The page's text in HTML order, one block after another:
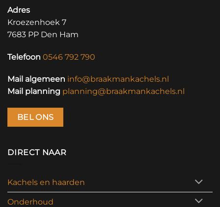
Adres
Kroezenhoek 7
7683 PP Den Ham
Telefoon 0546 792 790
Mail algemeen info@braakmankachels.nl
Mail planning planning@braakmankachels.nl
BEL ONS
DIRECT NAAR
Kachels en haarden
Onderhoud